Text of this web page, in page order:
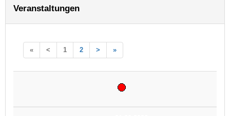
Veranstaltungen
« < 1 2 > »